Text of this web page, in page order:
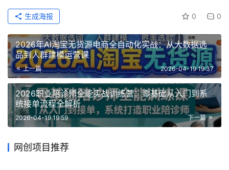
0 0
生成海报
2026年AI淘宝无货源电商全自动化实战：从大数据选
品到人群建模运营课
上一篇 2026-04-19 19:37
2026职业陪诊师全能实战训练营：零基础从入门到系
统接单流程全解析
下一篇
2026-04-19 19:59
网创项目推荐